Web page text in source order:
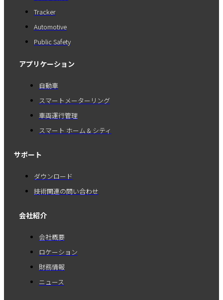
Tracker
Automotive
Public Safety
アプリケーション
自動車
スマートメーターリング
車両運行管理
スマート ホーム & シティ
サポート
ダウンロード
技術関連の問い合わせ
会社紹介
会社概要
ロケーション
財務情報
ニュース